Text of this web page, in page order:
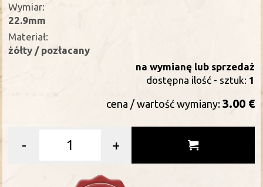
Wymiar:
22.9mm
Materiał:
żółty / pozłacany
na wymianę lub sprzedaż
dostępna ilość - sztuk: 1
cena / wartość wymiany: 3.00 €
- +